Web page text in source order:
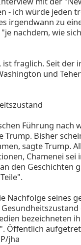
- ich würde jeden
irgendwann zu
nachdem, wie
fraglich. Seit der
und
Führung nach
Trump. Bisher
sagte Trump.
Chamenei sei
den Geschichten
Nachfolge seines
bezeichneten
Öffentlich
jha